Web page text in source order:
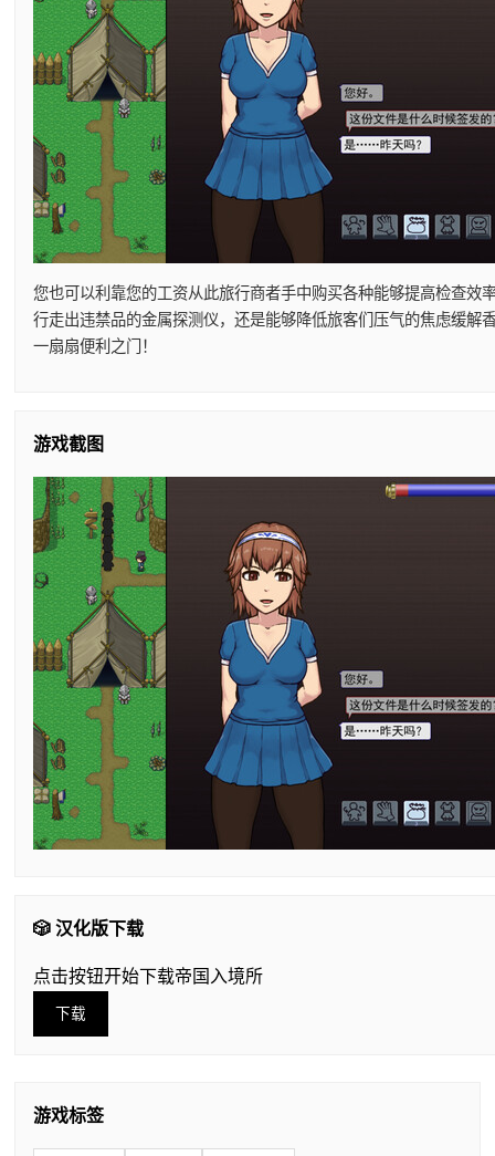
您也可以利靠您的工资从此旅行商者手中购买各种能够提高检查效
行走出违禁品的金属探测仪，还是能够降低旅客们压气的焦虑缓解
一扇扇便利之门！
游戏截图
🎲 汉化版下载
点击按钮开始下载帝国入境所
下载
游戏标签